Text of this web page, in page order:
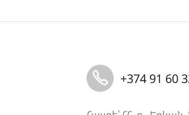
+374 91 60